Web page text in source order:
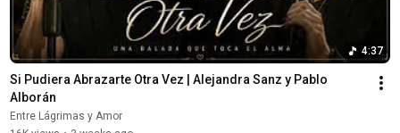
4:37
Si Pudiera Abrazarte Otra Vez | Alejandra Sanz y Pablo
Alborán
Entre Lágrimas y Amor